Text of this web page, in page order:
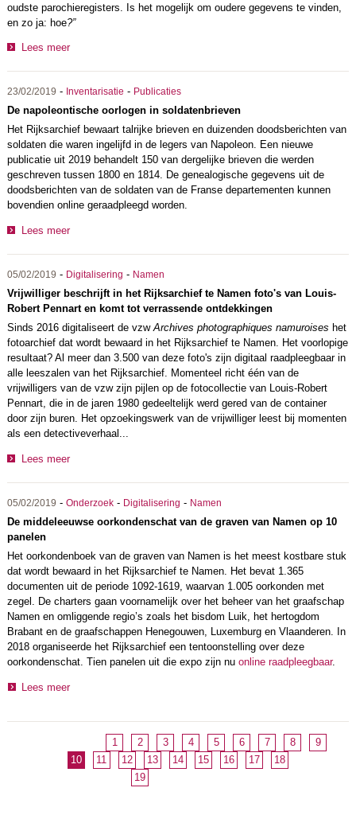
oudste parochieregisters. Is het mogelijk om oudere gegevens te vinden,
en zo ja: hoe?”
Lees meer
23/02/2019 - Inventarisatie - Publicaties
De napoleontische oorlogen in soldatenbrieven
Het Rijksarchief bewaart talrijke brieven en duizenden doodsberichten van
soldaten die waren ingelijfd in de legers van Napoleon. Een nieuwe
publicatie uit 2019 behandelt 150 van dergelijke brieven die werden
geschreven tussen 1800 en 1814. De genealogische gegevens uit de
doodsberichten van de soldaten van de Franse departementen kunnen
bovendien online geraadpleegd worden.
Lees meer
05/02/2019 - Digitalisering - Namen
Vrijwilliger beschrijft in het Rijksarchief te Namen foto's van Louis-
Robert Pennart en komt tot verrassende ontdekkingen
Sinds 2016 digitaliseert de vzwArchives photographiques namuroises het
fotoarchief dat wordt bewaard in het Rijksarchief te Namen. Het voorlopige
resultaat? Al meer dan 3.500 van deze foto's zijn digitaal raadpleegbaar in
alle leeszalen van het Rijksarchief. Momenteel richt één van de
vrijwilligers van de vzw zijn pijlen op de fotocollectie van Louis-Robert
Pennart, die in de jaren 1980 gedeeltelijk werd gered van de container
door zijn buren. Het opzoekingswerk van de vrijwilliger leest bij momenten
als een detectiveverhaal...
Lees meer
05/02/2019 - Onderzoek- Digitalisering - Namen
De middeleeuwse oorkondenschat van de graven van Namen op 10
panelen
Het oorkondenboek van de graven van Namen is het meest kostbare stuk
dat wordt bewaard in het Rijksarchief te Namen. Het bevat 1.365
documenten uit de periode 1092-1619, waarvan 1.005 oorkonden met
zegel. De charters gaan voornamelijk over het beheer van het graafschap
Namen en omliggende regio’s zoals het bisdom Luik, het hertogdom
Brabant en de graafschappen Henegouwen, Luxemburg en Vlaanderen. In
2018 organiseerde het Rijksarchief een tentoonstelling over deze
oorkondenschat. Tien panelen uit die expo zijn nu online raadpleegbaar.
Lees meer
1 2 3 4 5 6 7 8
9
10
11 12 13 14 15 16 17
18
19